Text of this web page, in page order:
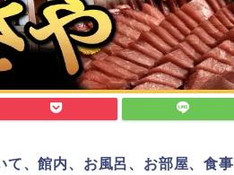
、館内、お風呂、お部屋、食事